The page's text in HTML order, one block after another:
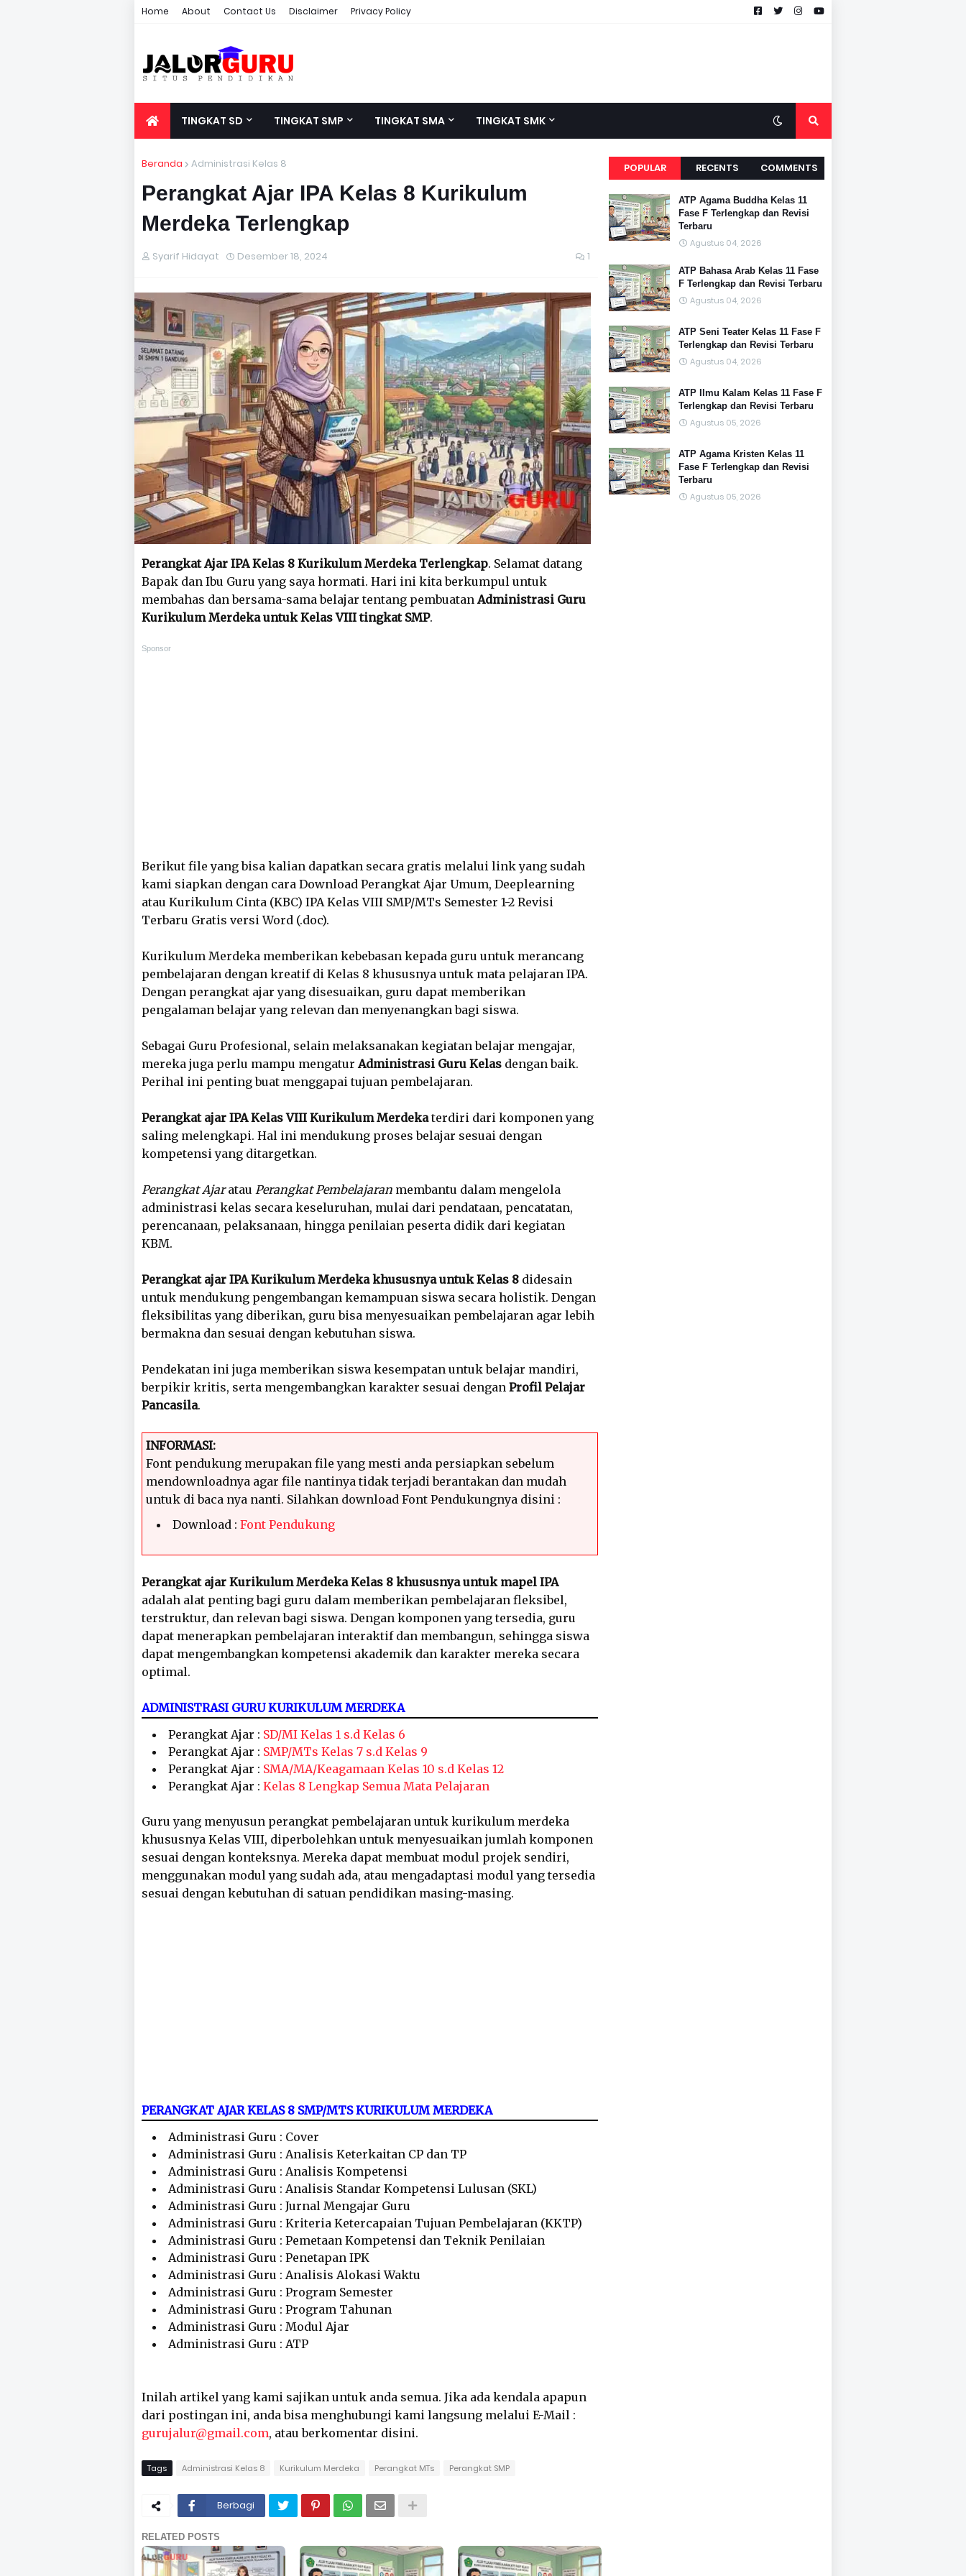
Home About Contact Us Disclaimer Privacy Policy
TINGKAT SD TINGKAT SMP TINGKAT SMA TINGKAT SMK
Beranda Administrasi Kelas 8
Perangkat Ajar IPA Kelas 8 Kurikulum
Merdeka Terlengkap
Syarif Hidayat Desember 18, 2024 1
Perangkat Ajar IPA Kelas 8 Kurikulum Merdeka Terlengkap. Selamat datang
Bapak dan Ibu Guru yang saya hormati. Hari ini kita berkumpul untuk
membahas dan bersama-sama belajar tentang pembuatanAdministrasi Guru
Kurikulum Merdeka untuk Kelas VIII tingkat SMP.
Sponsor
Berikut file yang bisa kalian dapatkan secara gratis melalui link yang sudah
kami siapkan dengan cara Download Perangkat Ajar Umum, Deeplearning
atau Kurikulum Cinta (KBC) IPA Kelas VIII SMP/MTs Semester 1-2 Revisi
Terbaru Gratis versi Word (.doc).
Kurikulum Merdeka memberikan kebebasan kepada guru untuk merancang
pembelajaran dengan kreatif di Kelas 8 khususnya untuk mata pelajaran IPA.
Dengan perangkat ajar yang disesuaikan, guru dapat memberikan
pengalaman belajar yang relevan dan menyenangkan bagi siswa.
Sebagai Guru Profesional, selain melaksanakan kegiatan belajar mengajar,
mereka juga perlu mampu mengaturAdministrasi Guru Kelas dengan baik.
Perihal ini penting buat menggapai tujuan pembelajaran.
Perangkat ajar IPA Kelas VIII Kurikulum Merdekaterdiri dari komponen yang
saling melengkapi. Hal ini mendukung proses belajar sesuai dengan
kompetensi yang ditargetkan.
Perangkat Ajaratau Perangkat Pembelajaran membantu dalam mengelola
administrasi kelas secara keseluruhan, mulai dari pendataan, pencatatan,
perencanaan, pelaksanaan, hingga penilaian peserta didik dari kegiatan
KBM.
Perangkat ajar IPA Kurikulum Merdeka khususnya untuk Kelas 8 didesain
untuk mendukung pengembangan kemampuan siswa secara holistik. Dengan
fleksibilitas yang diberikan, guru bisa menyesuaikan pembelajaran agar lebih
bermakna dan sesuai dengan kebutuhan siswa.
Pendekatan ini juga memberikan siswa kesempatan untuk belajar mandiri,
berpikir kritis, serta mengembangkan karakter sesuai dengan Profil Pelajar
Pancasila.
INFORMASI:
Font pendukung merupakan file yang mesti anda persiapkan sebelum
mendownloadnya agar file nantinya tidak terjadi berantakan dan mudah
untuk di baca nya nanti. Silahkan download Font Pendukungnya disini :
Download : Font Pendukung
Perangkat ajar Kurikulum Merdeka Kelas 8 khususnya untuk mapel IPA
adalah alat penting bagi guru dalam memberikan pembelajaran fleksibel,
terstruktur, dan relevan bagi siswa. Dengan komponen yang tersedia, guru
dapat menerapkan pembelajaran interaktif dan membangun, sehingga siswa
dapat mengembangkan kompetensi akademik dan karakter mereka secara
optimal.
ADMINISTRASI GURU KURIKULUM MERDEKA
Perangkat Ajar : SD/MI Kelas 1 s.d Kelas 6
Perangkat Ajar : SMP/MTs Kelas 7 s.d Kelas 9
Perangkat Ajar : SMA/MA/Keagamaan Kelas 10 s.d Kelas 12
Perangkat Ajar : Kelas 8 Lengkap Semua Mata Pelajaran
Guru yang menyusun perangkat pembelajaran untuk kurikulum merdeka
khususnya Kelas VIII, diperbolehkan untuk menyesuaikan jumlah komponen
sesuai dengan konteksnya. Mereka dapat membuat modul projek sendiri,
menggunakan modul yang sudah ada, atau mengadaptasi modul yang tersedia
sesuai dengan kebutuhan di satuan pendidikan masing-masing.
PERANGKAT AJAR KELAS 8 SMP/MTS KURIKULUM MERDEKA
Administrasi Guru : Cover
Administrasi Guru : Analisis Keterkaitan CP dan TP
Administrasi Guru : Analisis Kompetensi
Administrasi Guru : Analisis Standar Kompetensi Lulusan (SKL)
Administrasi Guru : Jurnal Mengajar Guru
Administrasi Guru : Kriteria Ketercapaian Tujuan Pembelajaran (KKTP)
Administrasi Guru : Pemetaan Kompetensi dan Teknik Penilaian
Administrasi Guru : Penetapan IPK
Administrasi Guru : Analisis Alokasi Waktu
Administrasi Guru : Program Semester
Administrasi Guru : Program Tahunan
Administrasi Guru : Modul Ajar
Administrasi Guru : ATP
Inilah artikel yang kami sajikan untuk anda semua. Jika ada kendala apapun
dari postingan ini, anda bisa menghubungi kami langsung melalui E-Mail :
gurujalur@gmail.com, atau berkomentar disini.
Tags Administrasi Kelas 8 Kurikulum Merdeka Perangkat MTs Perangkat SMP
Berbagi
RELATED POSTS
POPULAR RECENTS COMMENTS
ATP Agama Buddha Kelas 11
Fase F Terlengkap dan Revisi
Terbaru
Agustus 04, 2026
ATP Bahasa Arab Kelas 11 Fase
F Terlengkap dan Revisi Terbaru
Agustus 04, 2026
ATP Seni Teater Kelas 11 Fase F
Terlengkap dan Revisi Terbaru
Agustus 04, 2026
ATP Ilmu Kalam Kelas 11 Fase F
Terlengkap dan Revisi Terbaru
Agustus 05, 2026
ATP Agama Kristen Kelas 11
Fase F Terlengkap dan Revisi
Terbaru
Agustus 05, 2026